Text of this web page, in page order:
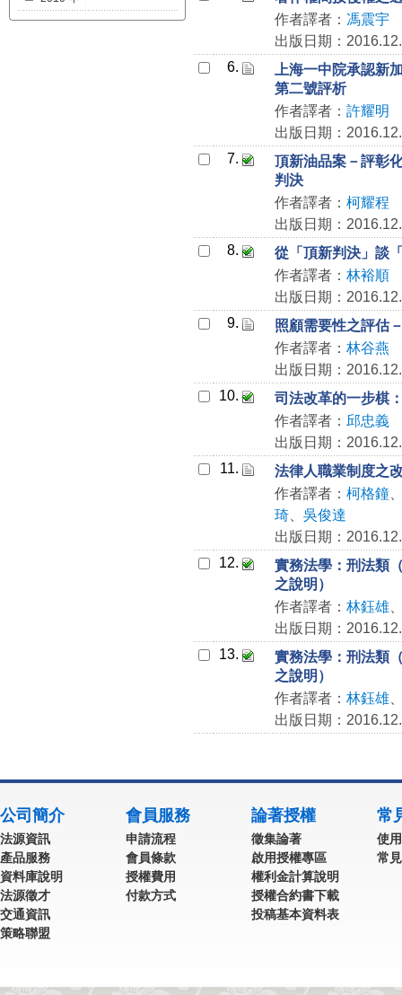
作者譯者： 馮震宇
出版日期：
6.
上海一中院承認新
第二號評析
作者譯者： 許耀明
出版日期：
7.
頂新油品案－評彰
判決
作者譯者： 柯耀程
出版日期：
8.
從「頂新判決」談
作者譯者： 林裕順
出版日期：
9.
照顧需要性之評估
作者譯者： 林谷燕
出版日期：
10.
司法改革的一步棋
作者譯者： 邱忠義
出版日期：
11.
法律人職業制度之
作者譯者： 柯格鐘
琦、 吳俊達
出版日期：
12.
實務法學：刑法類
之說明）
作者譯者： 林鈺雄
出版日期：
13.
實務法學：刑法類
之說明）
作者譯者： 林鈺雄
出版日期：
公司簡介
法源資訊
產品服務
資料庫說明
法源徵才
交通資訊
策略聯盟
會員服務
申請流程
會員條款
授權費用
付款方式
論著授權
徵集論著
啟用授權專區
權利金計算說明
授權合約書下載
投稿基本資料表
常
使
常